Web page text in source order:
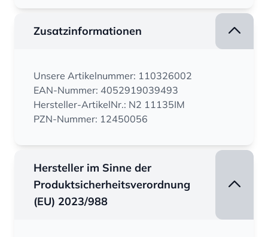
Zusatzinformationen
Unsere Artikelnummer: 110326002
EAN-Nummer: 4052919039493
Hersteller-ArtikelNr.: N2 11135IM
PZN-Nummer: 12450056
Hersteller im Sinne der
Produktsicherheitsverordnung
(EU) 2023/988